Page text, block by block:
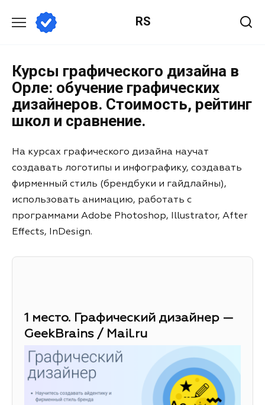
RS
Курсы графического дизайна в
Орле: обучение графических
дизайнеров. Стоимость, рейтинг
школ и сравнение.
На курсах графического дизайна научат
создавать логотипы и инфографику, создавать
фирменный стиль (брендбуки и гайдлайны),
использовать анимацию, работать с
программами Adobe Photoshop, Illustrator, After
Effects, InDesign.
1 место. Графический дизайнер —
GeekBrains / Mail.ru